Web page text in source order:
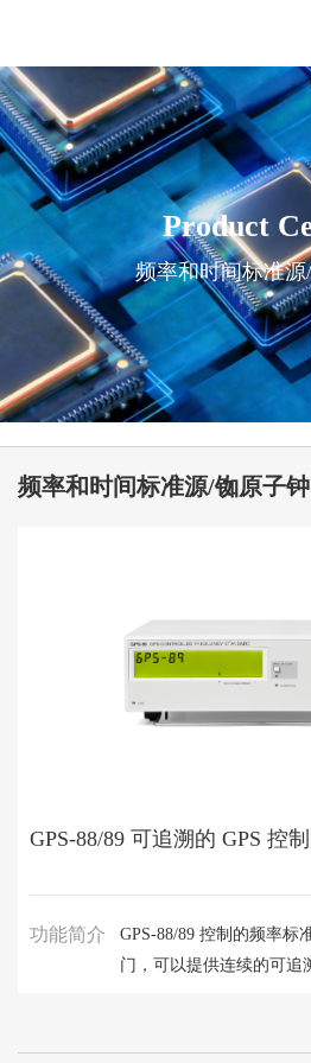
Product
频率和时间标准
频率和时间标准源/铷原子钟
GPS-88/89 可追溯的 GPS 控
功能简介
GPS-88/89 控制的频率标
门，可以提供连续的可追